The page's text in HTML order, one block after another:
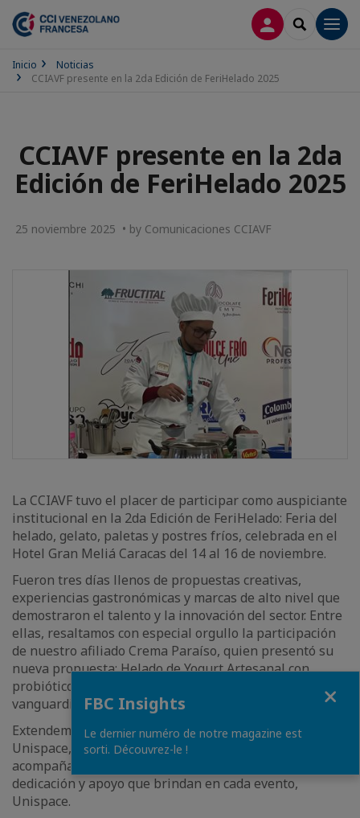
CONECTARSE
SEARCH
Inicio
Noticias
CCIAVF presente en la 2da Edición de FeriHelado 2025
CCIAVF presente en la 2da
Edición de FeriHelado 2025
25 noviembre 2025 • by Comunicaciones CCIAVF
La CCIAVF tuvo el placer de participar como auspiciante
institucional en la 2da Edición de FeriHelado: Feria del
helado, gelato, paletas y postres fríos, celebrada en el
Hotel Gran Meliá Caracas del 14 al 16 de noviembre.
Fueron tres días llenos de propuestas creativas,
experiencias gastronómicas y marcas de alto nivel que
demostraron el talento y la innovación del sector. Entre
ellas, resaltamos con especial orgullo la participación
de nuestro afiliado Crema Paraíso, quien presentó su
nueva propuesta: Helado de Yogurt Artesanal con
probióticos de Dinamarca, una muestra de calidad,
vanguardia y tradición venezolana.
Extendemos también nuestro agradecimiento a
Unispace, patrocinante oficial de la Cámara, por
acompañarnos una vez más con el compromiso,
dedicación y apoyo que brindan en cada evento,
Unispace.
FBC Insights
Le dernier numéro de notre magazine est
sorti. Découvrez-le !